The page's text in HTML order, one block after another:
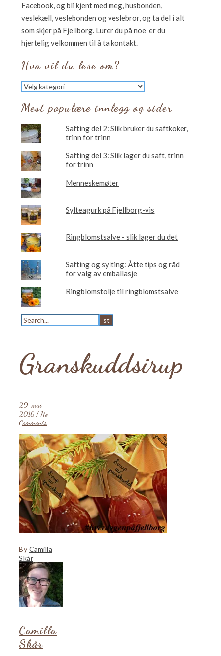
Facebook, og bli kjent med meg, husbonden,
veslekæll, veslebonden og veslebror, og ta del i alt
som skjer på Fjellborg. Lurer du på noe, er du
hjertelig velkommen til å ta kontakt.
Hva vil du lese om?
Hva
vil
du
lese
Mest populære innlegg og sider
Safting del 2: Slik bruker du saftkoker,
trinn for trinn
Safting del 3: Slik lager du saft, trinn
for trinn
Menneskemøter
Sylteagurk på Fjellborg-vis
Ringblomstsalve - slik lager du det
Safting og sylting: Åtte tips og råd
for valg av emballasje
Ringblomstolje til ringblomstsalve
Granskuddsirup
29. mai
2016 / No
Comments
By Camilla
Skår
Camilla
Skår